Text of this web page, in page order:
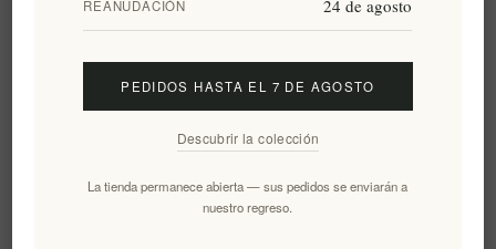
Etiquetas populares
3 x 500ml 35N
€92,00 excl impuestos
REANUDACIÓN 24 de agosto
PEDIDOS HASTA EL 7 DE AGOSTO
Descubrir la colección
La tienda permanece abierta — sus pedidos se enviarán a
nuestro regreso.